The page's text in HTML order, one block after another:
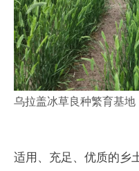
乌拉盖冰草良种繁育基地
适用、充足、优质的乡